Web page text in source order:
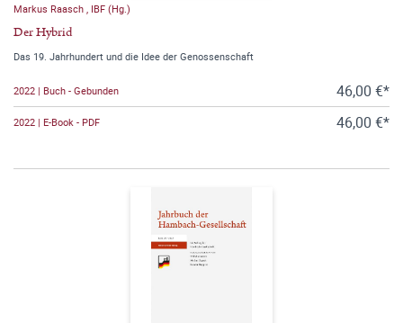
Markus Raasch IBF (Hg.)
Der Hybrid
Das 19. Jahrhundert und die Idee der Genossenschaft
2022 | Buch - Gebunden 46,00 €*
2022 | E-Book - PDF 46,00 €*